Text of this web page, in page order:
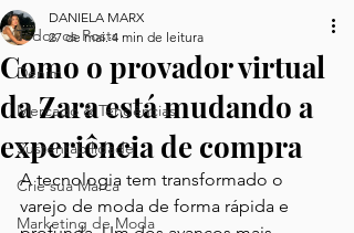
Todos os Posts
Denim
Mercado & Tendências
Sustentabilidade
Crie sua Marca
Marketing de Moda
Como o provador virtual
da Zara está mudando a
experiência de compra
DANIELA MARX
27 de mai. 4 min de leitura
A tecnologia tem transformado o
varejo de moda de forma rápida e